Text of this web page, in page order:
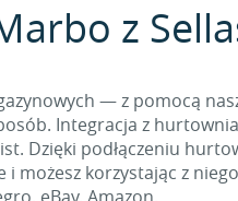
z
— z pomocą
Integracja z
Dzięki podłączeniu
możesz korzystając z